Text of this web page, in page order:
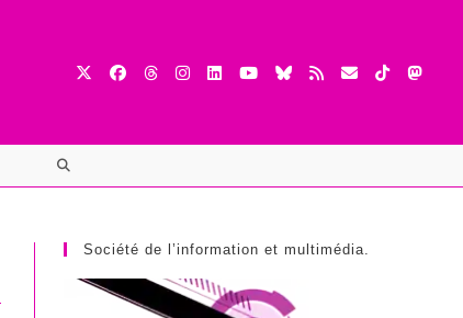
TOGGLE
SEARCH
Société de l’information et multimédia.